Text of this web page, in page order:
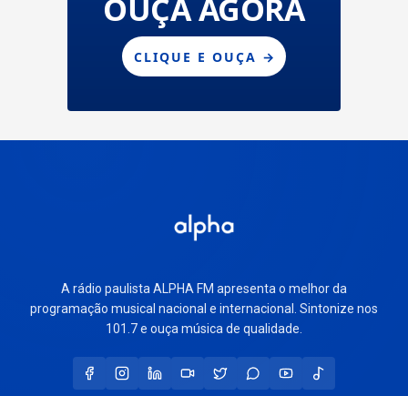
A rádio paulista ALPHA FM apresenta o melhor da
programação musical nacional e internacional. Sintonize nos
101.7 e ouça música de qualidade.